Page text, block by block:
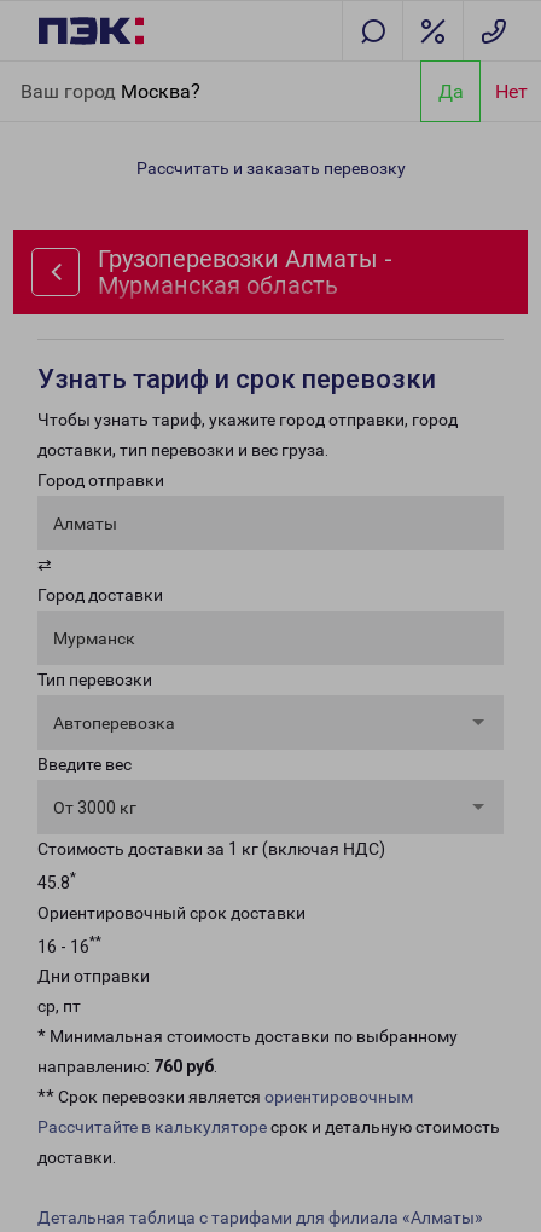
Ваш город Москва? Да Нет
область
Рассчитать и заказать перевозку
Грузоперевозки Алматы -
Мурманская область
Узнать тариф и срок перевозки
Чтобы узнать тариф, укажите город отправки, город
доставки, тип перевозки и вес груза.
Город отправки
Алматы
⇄
Город доставки
Мурманск
Тип перевозки
Автоперевозка
Введите вес
От 3000 кг
Стоимость доставки за 1 кг (включая НДС)
45.8*
Ориентировочный срок доставки
16 - 16**
Дни отправки
ср, пт
* Минимальная стоимость доставки по выбранному
направлению: 760 руб.
** Срок перевозки является ориентировочным
Рассчитайте в калькуляторесрок и детальную стоимость
доставки.
Детальная таблица с тарифами для филиала «Алматы»